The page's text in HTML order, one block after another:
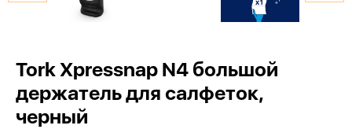
Tork Xpressnap N4 большой
держатель для салфеток,
черный